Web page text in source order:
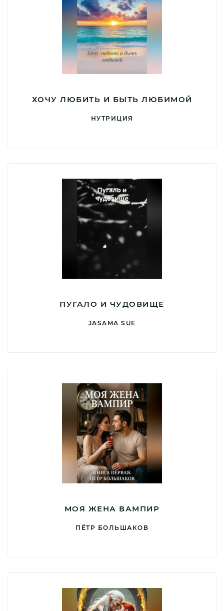
ХОЧУ ЛЮБИТЬ И БЫТЬ ЛЮБИМОЙ
НУТРИЦИЯ
ПУГАЛО И ЧУДОВИЩЕ
JASAMA SUE
МОЯ ЖЕНА ВАМПИР
ПЁТР БОЛЬШАКОВ